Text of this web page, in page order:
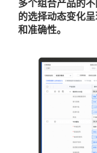
多个组合产品的
的选择动态变化
和准确性。